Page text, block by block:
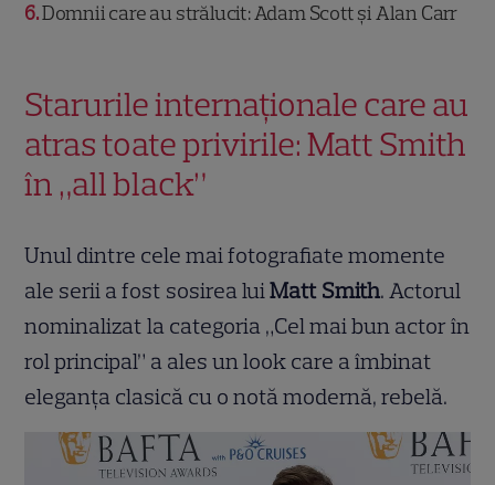
6 Domnii care au strălucit: Adam Scott și Alan Carr
Starurile internaționale care au
atras toate privirile: Matt Smith
în „all black”
Unul dintre cele mai fotografiate momente
ale serii a fost sosirea luiMatt Smith. Actorul
nominalizat la categoria „Cel mai bun actor în
rol principal” a ales un look care a îmbinat
eleganța clasică cu o notă modernă, rebelă.